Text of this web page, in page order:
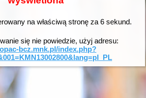
na właściwą stronę za 6sekund.
się nie powiedzie, użyj adresu:
bcz.mnk.pl/index.php?